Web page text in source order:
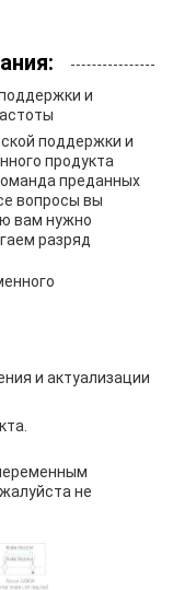
и
поддержки и
продукта
преданных
вопросы вы
вам нужно
разряд
и актуализации
не